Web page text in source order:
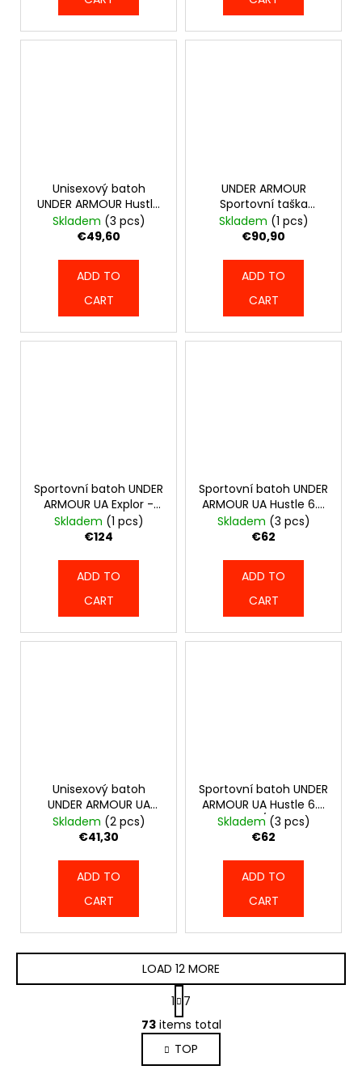
Unisexový batoh
UNDER ARMOUR Hustle
Sport 6.0 - černý -
6000397-001
Skladem (3 pcs)
€49,60
ADD TO
CART
UNDER ARMOUR
Sportovní taška
Contain Duo Medium-
béžová - 1381919-289
Skladem (1 pcs)
€90,90
ADD TO
CART
Sportovní batoh UNDER
ARMOUR UA Explor -
černý - 6014789-001
Skladem (1 pcs)
€124
ADD TO
CART
Sportovní batoh UNDER
ARMOUR UA Hustle 6.0
- šedý - 1384672-069
Skladem (3 pcs)
€62
ADD TO
CART
Unisexový batoh
UNDER ARMOUR UA
Hustle Lite - oranžový
- 6000399-690
Skladem (2 pcs)
€41,30
ADD TO
CART
Sportovní batoh UNDER
ARMOUR UA Hustle 6.0
- černo/černý -
1384672-003
Skladem (3 pcs)
€62
ADD TO
CART
L
i
s
t
LOAD 12 MORE
P
a
g
i
n
a
1
7
73items total
TOP